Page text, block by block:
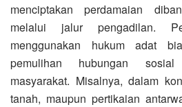
menciptakan perdamaian
melalui jalur pengadilan.
menggunakan hukum adat
pemulihan hubungan
masyarakat. Misalnya, dalam
tanah, maupun pertikaian